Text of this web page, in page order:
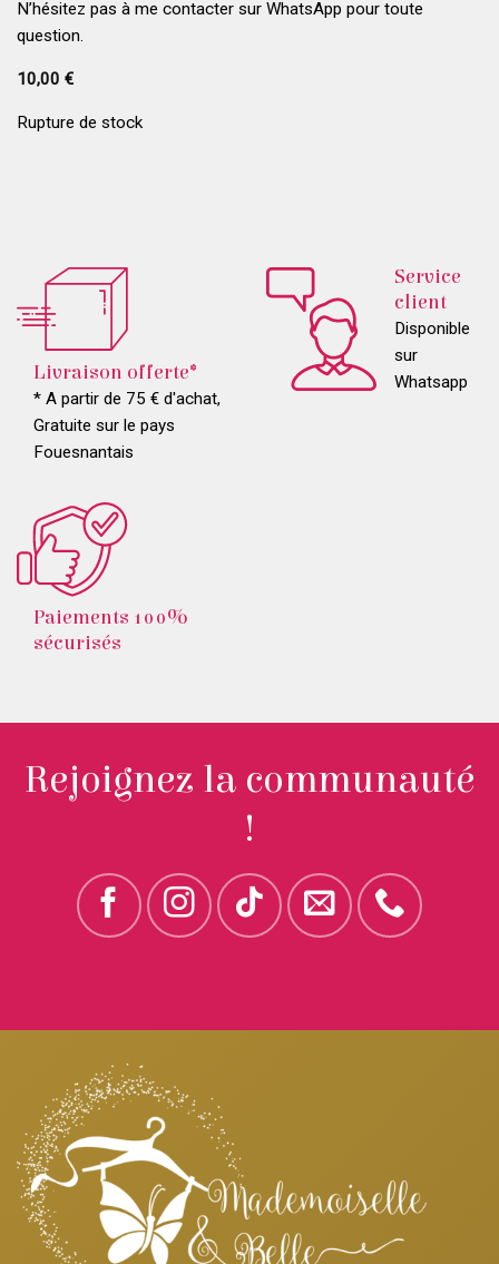
N’hésitez pas à me contacter sur WhatsApp pour toute
question.
10,00 €
Rupture de stock
Livraison offerte*
* A partir de 75 € d'achat,
Gratuite sur le pays
Fouesnantais
Service
client
Disponible
sur
Whatsapp
Paiements 100%
sécurisés
Rejoignez la communauté
!